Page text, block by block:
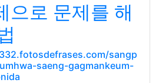
으로 문제를 해
sangp
saeng-gagmankeum-